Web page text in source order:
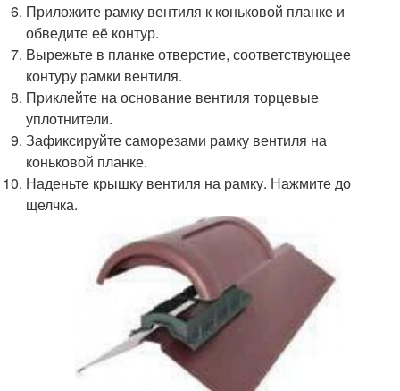
Приложите рамку вентиля к коньковой планке и
обведите её контур.
Вырежьте в планке отверстие, соответствующее
контуру рамки вентиля.
Приклейте на основание вентиля торцевые
уплотнители.
Зафиксируйте саморезами рамку вентиля на
коньковой планке.
Наденьте крышку вентиля на рамку. Нажмите до
щелчка.